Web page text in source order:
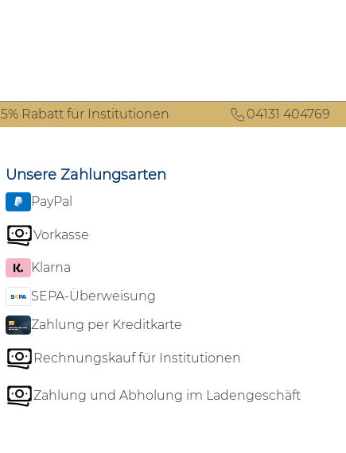
5% Rabatt für Institutionen 04131 404769
Unsere Zahlungsarten
PayPal
Vorkasse
Klarna
SEPA-Überweisung
Zahlung per Kreditkarte
Rechnungskauf für Institutionen
Zahlung und Abholung im Ladengeschäft